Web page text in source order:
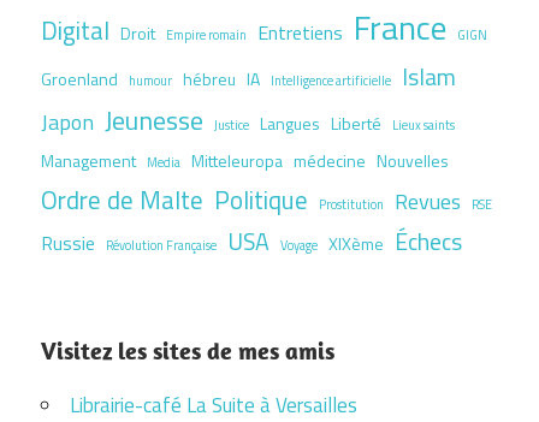
Digital Droit Empire romain Entretiens France GIGN
Groenland humour hébreu IA Intelligence artificielle Islam
Japon Jeunesse Justice Langues Liberté Lieux saints
Management Media Mitteleuropa médecine Nouvelles
Ordre de Malte Politique Prostitution Revues RSE
Russie Révolution Française USA Voyage XIXème Échecs
Visitez les sites de mes amis
Librairie-café La Suite à Versailles